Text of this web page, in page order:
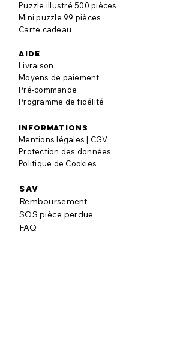
Puzzle illustré 500 pièces
Mini puzzle 99 pièces
Carte cadeau
aide
Livraison
Moyens de paiement
Pré-commande
Programme de fidélité
informations
Mentions légales | CGV
Protection des données
Politique de Cookies
SAV
Remboursement
SOS pièce perdue
FAQ